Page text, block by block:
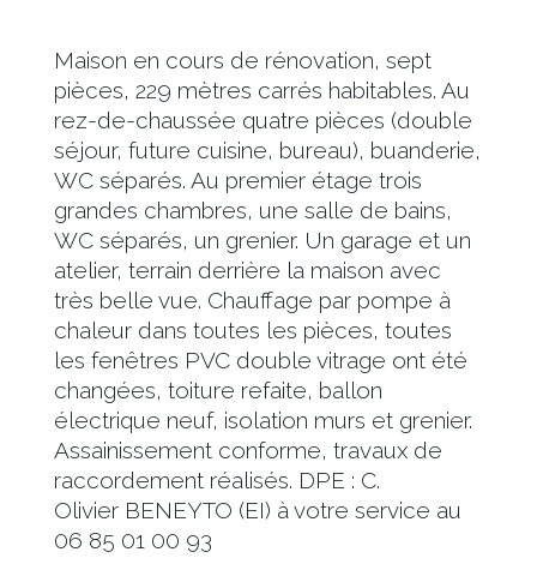
Maison en cours de rénovation, sept
pièces, 229 mètres carrés habitables. Au
rez-de-chaussée quatre pièces (double
séjour, future cuisine, bureau), buanderie,
WC séparés. Au premier étage trois
grandes chambres, une salle de bains,
WC séparés, un grenier. Un garage et un
atelier, terrain derrière la maison avec
très belle vue. Chauffage par pompe à
chaleur dans toutes les pièces, toutes
les fenêtres PVC double vitrage ont été
changées, toiture refaite, ballon
électrique neuf, isolation murs et grenier.
Assainissement conforme, travaux de
raccordement réalisés. DPE : C.
Olivier BENEYTO (EI) à votre service au
06 85 01 00 93